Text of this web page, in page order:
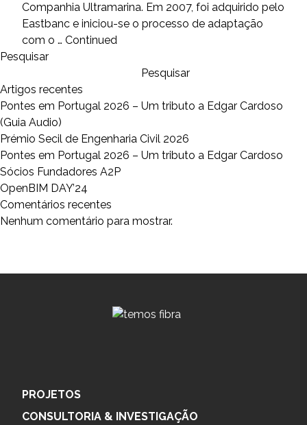
Companhia Ultramarina. Em 2007, foi adquirido pelo
Eastbanc e iniciou-se o processo de adaptação
com o … Continued
Pesquisar
Pesquisar
Artigos recentes
Pontes em Portugal 2026 – Um tributo a Edgar Cardoso
(Guia Audio)
Prémio Secil de Engenharia Civil 2026
Pontes em Portugal 2026 – Um tributo a Edgar Cardoso
Sócios Fundadores A2P
OpenBIM DAY’24
Comentários recentes
Nenhum comentário para mostrar.
PROJETOS
CONSULTORIA & INVESTIGAÇÃO